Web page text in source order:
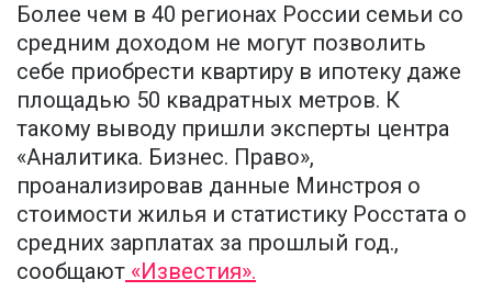
Более чем в 40 регионах России семьи со
средним доходом не могут позволить
себе приобрести квартиру в ипотеку даже
площадью 50 квадратных метров. К
такому выводу пришли эксперты центра
«Аналитика. Бизнес. Право»,
проанализировав данные Минстроя о
стоимости жилья и статистику Росстата о
средних зарплатах за прошлый год.,
сообщают «Известия».